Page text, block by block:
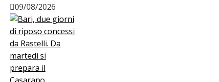
09/08/2026